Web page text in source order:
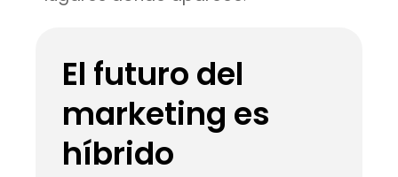
El futuro del
marketing es
híbrido